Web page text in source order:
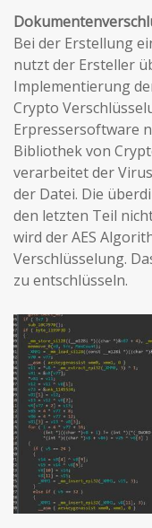
Bei der Erstellung
nutzt der Ersteller
Implementierung
Crypto
Erpressersoftware
Bibliothek von
verarbeitet der
der Datei. Die
den letzten Teil
wird der AES
Verschlüsselung.
zu entschlüsseln.